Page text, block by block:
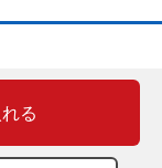
る